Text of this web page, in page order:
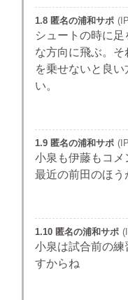
1.8 匿名の浦和サポ
シュートの時に
な方向に飛ぶ。
を乗せないと良
い。
1.9 匿名の浦和サポ
小泉も伊藤もコメ
最近の前田のほ
1.10 匿名の浦和サポ
小泉は試合前の
すからね